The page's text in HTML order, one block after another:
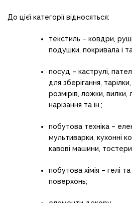
До цієї категорії відносяться:
текстиль – ковдри,
подушки, покривала і
посуд – каструлі,
для зберігання,
розмірів, ложки,
нарізання та ін.;
побутова техніка –
мультиварки, кухонні
кавові машини,
побутова хімія – гелі
поверхонь;